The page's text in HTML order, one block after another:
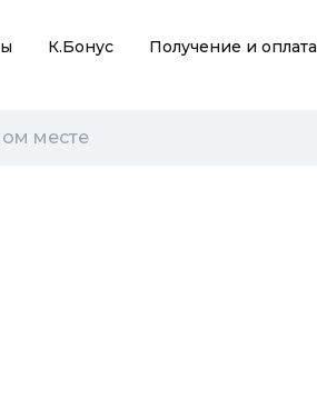
К.Бонус Получение и оплата